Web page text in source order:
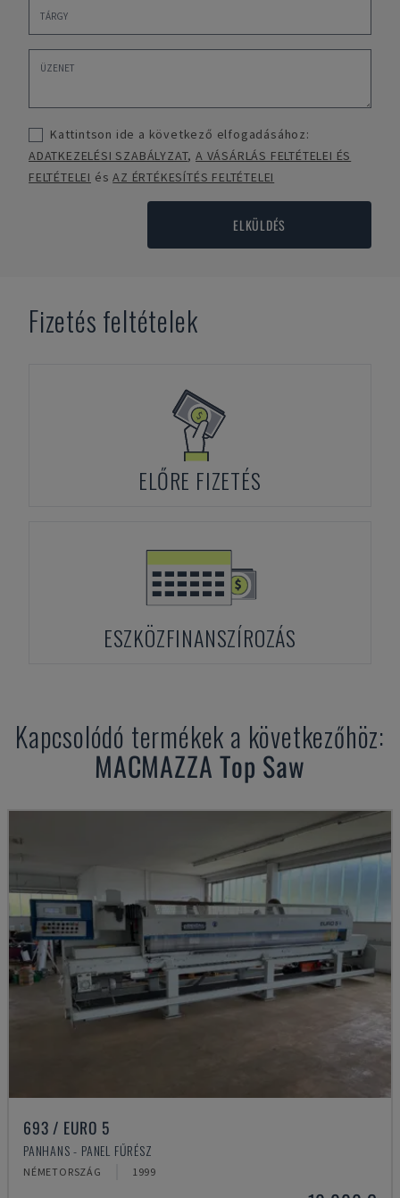
Kattintson ide a következő elfogadásához:
ADATKEZELÉSI SZABÁLYZAT,A VÁSÁRLÁS FELTÉTELEI ÉS
FELTÉTELEI ésAZ ÉRTÉKESÍTÉS FELTÉTELEI
ELKÜLDÉS
Fizetés feltételek
ELŐRE FIZETÉS
ESZKÖZFINANSZÍROZÁS
Kapcsolódó termékek a következőhöz:
MACMAZZA Top Saw
693 / EURO 5
PANHANS - PANEL FŰRÉSZ
NÉMETORSZÁG 1999